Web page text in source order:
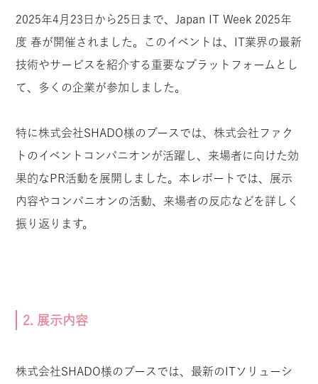
2025年4月23日から25日まで、Japan IT Week 2025年
度 春が開催されました。このイベントは、IT業界の最新
技術やサービスを紹介する重要なプラットフォームとし
て、多くの企業が参加しました。
特に株式会社SHADO様のブースでは、株式会社ファク
トのイベントコンパニオンが活躍し、来場者に向けた効
果的なPR活動を展開しました。本レポートでは、展示
内容やコンパニオンの活動、来場者の反応などを詳しく
振り返ります。
2. 展示内容
株式会社SHADO様のブースでは、最新のITソリューシ